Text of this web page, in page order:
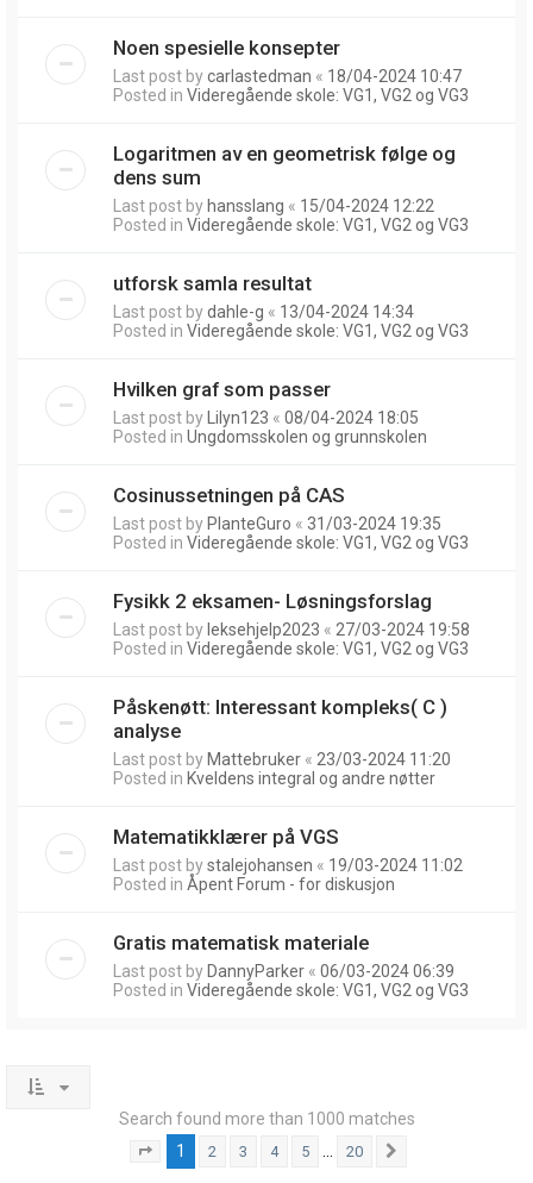
Noen spesielle konsepter
Last post bycarlastedman « 18/04-2024 10:47
Posted in Videregående skole: VG1, VG2 og VG3
Logaritmen av en geometrisk følge og
dens sum
Last post by hansslang « 15/04-2024 12:22
Posted in Videregående skole: VG1, VG2 og VG3
utforsk samla resultat
Last post bydahle-g « 13/04-2024 14:34
Posted in Videregående skole: VG1, VG2 og VG3
Hvilken graf som passer
Last post by Lilyn123 « 08/04-2024 18:05
Posted in Ungdomsskolen og grunnskolen
Cosinussetningen på CAS
Last post by PlanteGuro « 31/03-2024 19:35
Posted in Videregående skole: VG1, VG2 og VG3
Fysikk 2 eksamen- Løsningsforslag
Last post by leksehjelp2023 « 27/03-2024 19:58
Posted in Videregående skole: VG1, VG2 og VG3
Påskenøtt: Interessant kompleks( C )
analyse
Last post by Mattebruker « 23/03-2024 11:20
Posted in Kveldens integral og andre nøtter
Matematikklærer på VGS
Last post bystalejohansen « 19/03-2024 11:02
Posted in Åpent Forum - for diskusjon
Gratis matematisk materiale
Last post by DannyParker « 06/03-2024 06:39
Posted in Videregående skole: VG1, VG2 og VG3
Search found more than 1000 matches
Page of 20
1 2 3 4 5 20